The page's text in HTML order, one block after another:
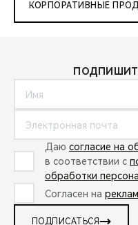
КОРПОРАТИВНЫЕ
Даю согласие на
в соответствии с
обработки
Согласен на
ПОДПИСАТЬСЯ